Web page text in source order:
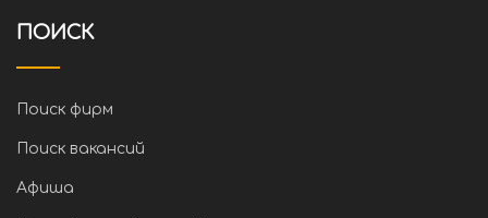
ПОИСК
Поиск фирм
Поиск вакансий
Афиша